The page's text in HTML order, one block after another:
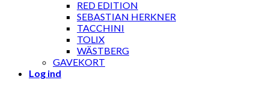
RED EDITION
SEBASTIAN HERKNER
TACCHINI
TOLIX
WÄSTBERG
GAVEKORT
Log ind